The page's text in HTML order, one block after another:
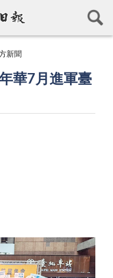
新聞
華7月進軍臺